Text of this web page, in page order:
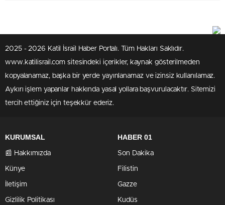
2025 - 2026 Katil İsrail Haber Portalı. Tüm Hakları Saklıdır.
www.katilisrail.com sitesindeki içerikler, kaynak gösterilmeden
kopyalanamaz, başka bir yerde yayınlanamaz ve izinsiz kullanılamaz.
Aykırı işlem yapanlar hakkında yasal yollara başvurulacaktır. Sitemizi
tercih ettiğiniz için teşekkür ederiz.
KURUMSAL
📰 Hakkımızda
Künye
İletişim
Gizlilik Politikası
HABER 01
Son Dakika
Filistin
Gazze
Kudüs